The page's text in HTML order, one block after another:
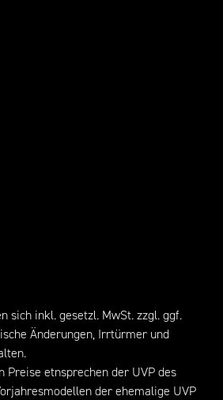
sich inkl. gesetzl. MwSt. zzgl. ggf.
Änderungen, Irrtürmer und
Preise etnsprechen der UVP des
der ehemalige UVP